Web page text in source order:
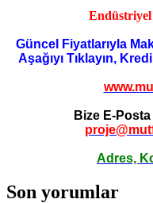
Güncel Fiyatlarıyla
Aşağıyı Tıklayın,
Bize E-
Adres,
Son yorumlar